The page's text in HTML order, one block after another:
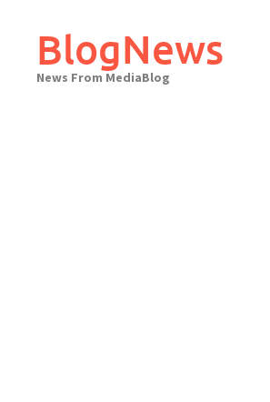
contentBlogNews
News From MediaBlog